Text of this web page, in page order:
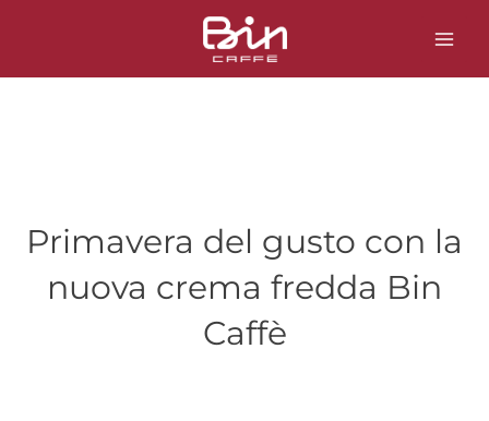
Primavera del gusto con la
nuova crema fredda Bin
Caffè